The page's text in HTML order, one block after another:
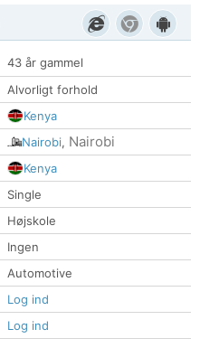
43 år gammel
Alvorligt forhold
Kenya
Nairobi, Nairobi
Kenya
Single
Højskole
Ingen
Automotive
Log ind
Log ind